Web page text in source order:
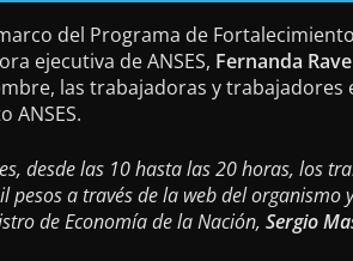
del Programa de
ejecutiva de ANSES, Fernanda
las trabajadoras y
ANSES.
desde las 10 hasta las 20 horas, los
pesos a través de la web del
de Economía de la Nación, Sergio